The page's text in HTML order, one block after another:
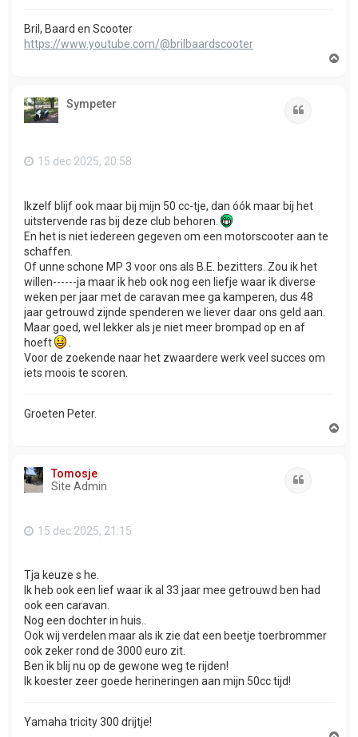
Bril, Baard en Scooter
https://www.youtube.com/@brilbaardscooter
Sympeter
15 dec 2025, 20:58
Ikzelf blijf ook maar bij mijn 50 cc-tje, dan óók maar bij het
uitstervende ras bij deze club behoren.
En het is niet iedereen gegeven om een motorscooter aan te
schaffen.
Of unne schone MP 3 voor ons als B.E. bezitters. Zou ik het
willen------ja maar ik heb ook nog een liefje waar ik diverse
weken per jaar met de caravan mee ga kamperen, dus 48
jaar getrouwd zijnde spenderen we liever daar ons geld aan.
Maar goed, wel lekker als je niet meer brompad op en af
hoeft
Voor de zoekende naar het zwaardere werk veel succes om
iets moois te scoren.
Groeten Peter.
Tomosje
Site Admin
15 dec 2025, 21:15
Tja keuze s he.
Ik heb ook een lief waar ik al 33 jaar mee getrouwd ben had
ook een caravan.
Nog een dochter in huis..
Ook wij verdelen maar als ik zie dat een beetje toerbrommer
ook zeker rond de 3000 euro zit.
Ben ik blij nu op de gewone weg te rijden!
Ik koester zeer goede herineringen aan mijn 50cc tijd!
Yamaha tricity 300 drijtje!